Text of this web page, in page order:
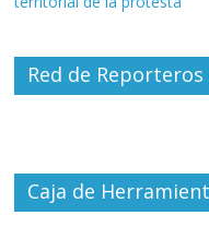
Red de
Caja de